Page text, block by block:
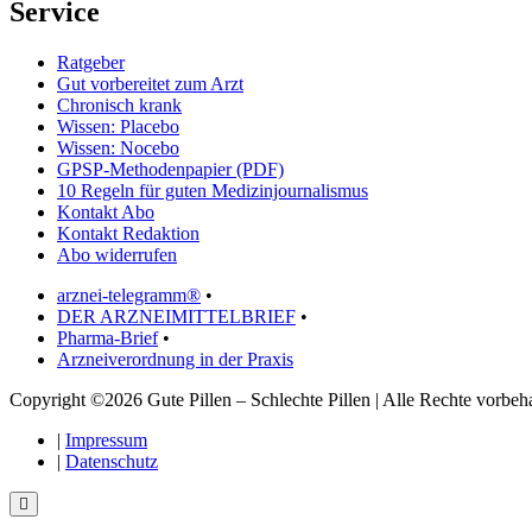
Service
Ratgeber
Gut vorbereitet zum Arzt
Chronisch krank
Wissen: Placebo
Wissen: Nocebo
GPSP-Methodenpapier (PDF)
10 Regeln für guten Medizinjournalismus
Kontakt Abo
Kontakt Redaktion
Abo widerrufen
arznei-telegramm® •
DER ARZNEIMITTELBRIEF •
Pharma-Brief•
Arzneiverordnung in der Praxis
Copyright ©2026 Gute Pillen – Schlechte Pillen | Alle Rechte
| Impressum
| Datenschutz